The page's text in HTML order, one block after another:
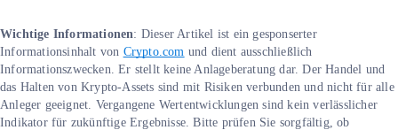
Wichtige Informationen: Dieser Artikel ist ein gesponserter
Informationsinhalt von Crypto.com und dient ausschließlich
Informationszwecken. Er stellt keine Anlageberatung dar. Der Handel und
das Halten von Krypto-Assets sind mit Risiken verbunden und nicht für alle
Anleger geeignet. Vergangene Wertentwicklungen sind kein verlässlicher
Indikator für zukünftige Ergebnisse. Bitte prüfen Sie sorgfältig, ob